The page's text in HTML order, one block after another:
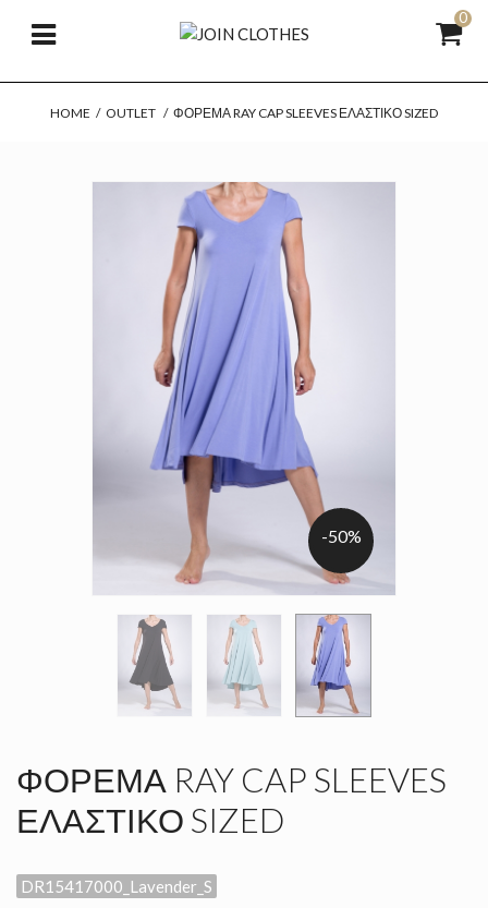
0
HOME / OUTLET / ΦΌΡΕΜΑ RAY CAP SLEEVES ΕΛΑΣΤΙΚΌ SIZED
-50%
ΦΌΡΕΜΑ RAY CAP SLEEVES
ΕΛΑΣΤΙΚΌ SIZED
DR15417000_Lavender_S